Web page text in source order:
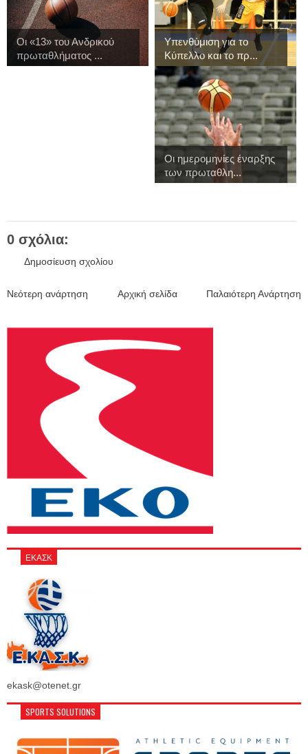
Οι «13» του Ανδρικού
πρωταθλήματος ...
Υπενθύμιση για το
Κύπελλο και το πρ...
Οι ημερομηνίες έναρξης
των πρωταθλη...
0 σχόλια:
Δημοσίευση σχολίου
Νεότερη ανάρτηση Παλαιότερη Ανάρτηση
Αρχική σελίδα
ΕΚΑΣΚ
ekask@otenet.gr
SPORTS SOLUTIONS